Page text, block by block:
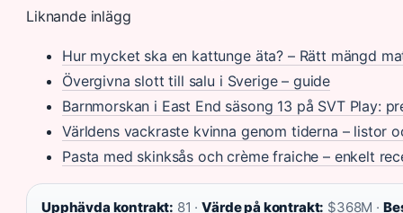
Liknande inlägg
Hur mycket ska en kattunge äta? – Rätt mängd
Övergivna slott till salu i Sverige – guide
Barnmorskan i East End säsong 13 på SVT Play:
Världens vackraste kvinna genom tiderna – listor
Pasta med skinksås och crème fraiche – enkelt
Upphävda kontrakt: 81 ·Värde på kontrakt: $368M ·